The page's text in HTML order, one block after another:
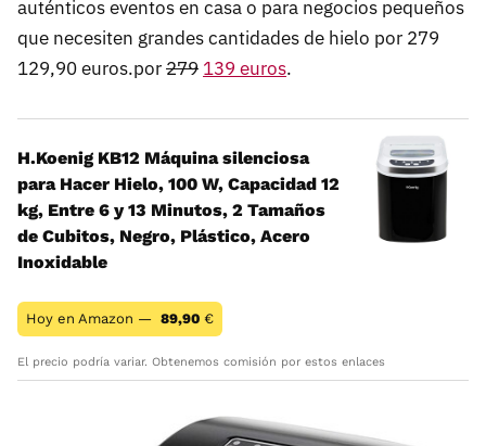
auténticos eventos en casa o para negocios pequeños
que necesiten grandes cantidades de hielo por 279
129,90 euros.por279 139 euros.
H.Koenig KB12 Máquina silenciosa
para Hacer Hielo, 100 W, Capacidad 12
kg, Entre 6 y 13 Minutos, 2 Tamaños
de Cubitos, Negro, Plástico, Acero
Inoxidable
Hoy en Amazon — 89,90 €
El precio podría variar. Obtenemos comisión por estos enlaces